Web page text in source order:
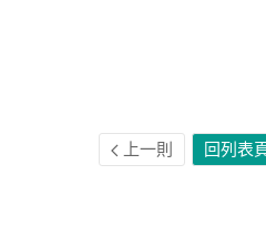
上一則 回列表